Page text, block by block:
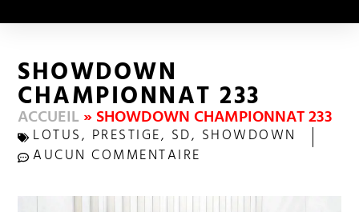
SHOWDOWN
CHAMPIONNAT 233
ACCUEIL»SHOWDOWN CHAMPIONNAT 233
LOTUS, PRESTIGE, SD, SHOWDOWN
AUCUN COMMENTAIRE